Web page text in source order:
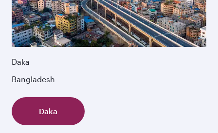
Daka
Bangladesh
Daka